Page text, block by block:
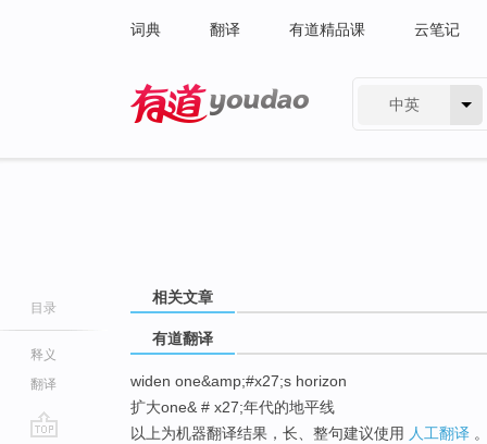
词典 翻译 有道精品课 云笔记
中英
目录
释义
翻译
相关文章
有道翻译
widen one&amp;#x27;s horizon
扩大one& # x27;年代的地平线
以上为机器翻译结果，长、整句建议使用 人工翻译